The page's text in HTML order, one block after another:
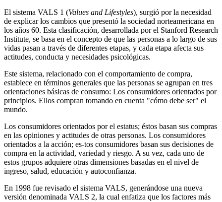
El sistema VALS 1 (Values and Lifestyles), surgió por la necesidad
de explicar los cambios que presentó la sociedad norteamericana en
los años 60. Esta clasificación, desarrollada por el Stanford Research
Institute, se basa en el concepto de que las personas a lo largo de sus
vidas pasan a través de diferentes etapas, y cada etapa afecta sus
actitudes, conducta y necesidades psicológicas.
Este sistema, relacionado con el comportamiento de compra,
establece en términos generales que las personas se agrupan en tres
orientaciones básicas de consumo: Los consumidores orientados por
principios. Ellos compran tomando en cuenta "cómo debe ser" el
mundo.
Los consumidores orientados por el estatus; éstos basan sus compras
en las opiniones y actitudes de otras personas. Los consumidores
orientados a la acción; es-tos consumidores basan sus decisiones de
compra en la actividad, variedad y riesgo. A su vez, cada uno de
estos grupos adquiere otras dimensiones basadas en el nivel de
ingreso, salud, educación y autoconfianza.
En 1998 fue revisado el sistema VALS, generándose una nueva
versión denominada VALS 2, la cual enfatiza que los factores más